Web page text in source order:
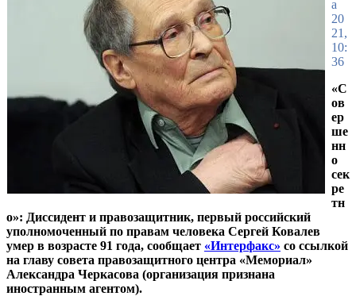
а
20
21,
10:
36
«С
ов
ер
ше
нн
о
сек
ре
тн
о»: Диссидент и правозащитник, первый российский
уполномоченный по правам человека Сергей Ковалев
умер в возрасте 91 года, сообщает «Интерфакс» со ссылкой
на главу совета правозащитного центра «Мемориал»
Александра Черкасова (организация признана
иностранным агентом).